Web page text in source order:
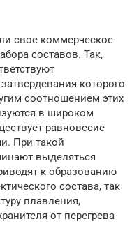
свое коммерческое
составов. Так,
которого
соотношением этих
в широком
равновесие
При такой
выделяться
к образованию
состава, так
плавления,
от перегрева